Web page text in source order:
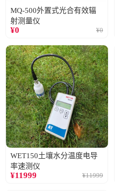
MQ-500外置式光合有效辐
射测量仪
¥0 ¥0
WET150土壤水分温度电导
率速测仪
¥11999 ¥11999